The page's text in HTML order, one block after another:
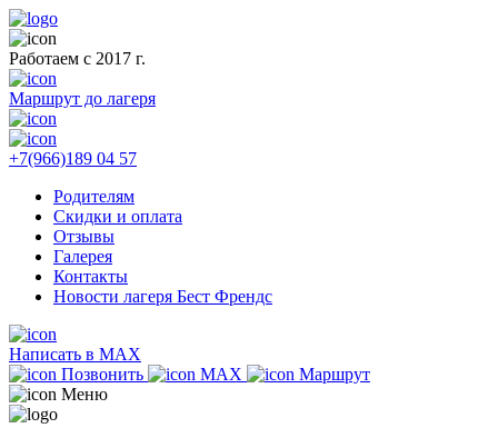
Работаем с 2017 г.
Маршрут до лагеря
+7(966)189 04 57
Родителям
Скидки и оплата
Отзывы
Галерея
Контакты
Новости лагеря Бест Френдс
Написать в MAX
Позвонить
MAX
Маршрут
Меню